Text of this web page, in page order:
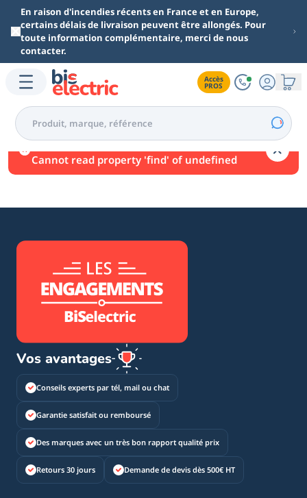
Aller au contenu principal
En raison d'incendies récents en France et en Europe,
certains délais de livraison peuvent être allongés. Pour
toute information complémentaire, merci de nous
contacter.
Accès
PROS
Une erreur est survenue.
Cannot read property 'find' of undefined
Vos avantages
Conseils experts par tél, mail ou chat
Garantie satisfait ou remboursé
Des marques avec un très bon rapport qualité prix
Retours 30 jours Demande de devis dès 500€ HT